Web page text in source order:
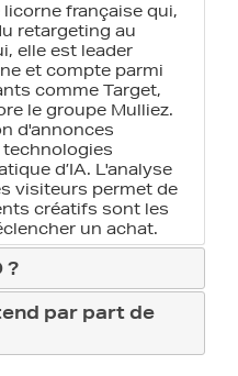
licorne française qui,
retargeting au
elle est leader
et compte parmi
comme Target,
le groupe Mulliez.
d'annonces
d’IA. L'analyse
visiteurs permet de
créatifs sont les
un achat.
?
par part de